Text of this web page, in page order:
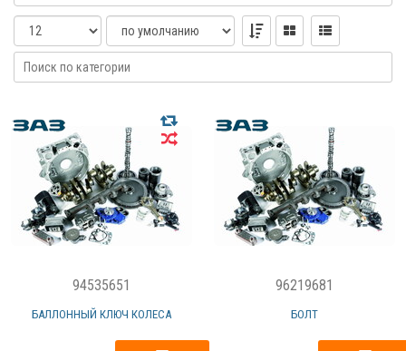
94535651
БАЛЛОННЫЙ КЛЮЧ КОЛЕСА
96219681
БОЛТ